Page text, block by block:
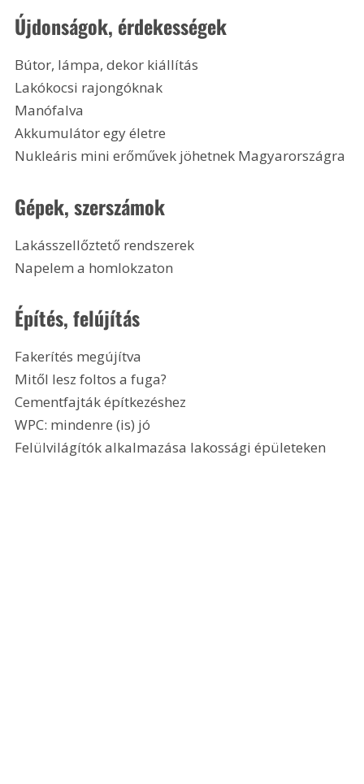
Újdonságok, érdekességek
Bútor, lámpa, dekor kiállítás
Lakókocsi rajongóknak
Manófalva
Akkumulátor egy életre
Nukleáris mini erőművek jöhetnek Magyarországra
Gépek, szerszámok
Lakásszellőztető rendszerek
Napelem a homlokzaton
Építés, felújítás
Fakerítés megújítva
Mitől lesz foltos a fuga?
Cementfajták építkezéshez
WPC: mindenre (is) jó
Felülvilágítók alkalmazása lakossági épületeken